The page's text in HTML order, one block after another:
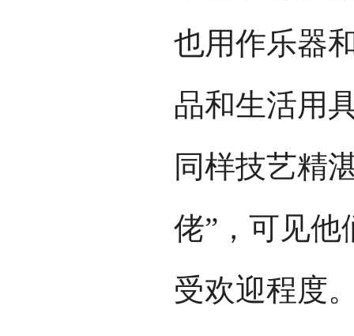
也用作乐器
品和生活用
同样技艺精
佬”，可见
受欢迎程度